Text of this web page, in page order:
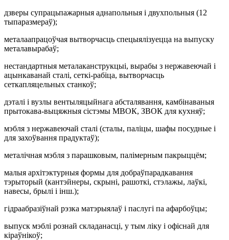
дзверы супрацьпажарныя аднапольныя і двухпольныя (12
тыпаразмераў);
металаапрацоўчая вытворчасць спецыялізуецца на выпуску
металавырабаў;
нестандартныя металаканструкцыі, вырабы з нержавеючай і
ацынкаванай сталі, сеткі-рабіца, вытворчасць
сеткапляцельных станкоў;
дэталі і вузлы вентыляцыйнага абсталявання, камбінаваныя
прытокава-выцяжныя сістэмы МВОК, ЗВОК для кухняў;
мэбля з нержавеючай сталі (сталы, паліцы, шафы посудные і
для захоўвання прадуктаў);
металічная мэбля з парашковым, палімерным пакрыццём;
малыя архітэктурныя формы для добраўпарадкавання
тэрыторый (кантэйнеры, скрыні, рашоткі, стэлажы, лаўкі,
навесы, брылі і інш.);
гідраабразіўнай рэзка матэрыялаў і паслугі па афарбоўцы;
выпуск мэблі рознай складанасці, у тым ліку і офіснай для
кіраўнікоў;